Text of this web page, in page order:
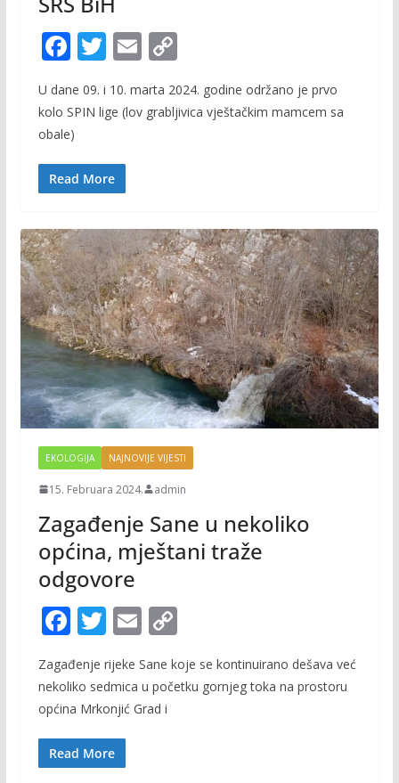
F
e
b
o
o
T
itt
er
E
ai
l
C
p
y
U dane 09. i 10. marta 2024. godine održano je prvo
kolo SPIN lige (lov grabljivica vještačkim mamcem sa
obale)
Read More
EKOLOGIJA NAJNOVIJE VIJESTI
15. Februara 2024. admin
Zagađenje Sane u nekoliko
općina, mještani traže
odgovore
F
ac
e
b
o
o
T
w
itt
er
E
ai
l
C
p
Zagađenje rijeke Sane koje se kontinuirano dešava već
nekoliko sedmica u početku gornjeg toka na prostoru
općina Mrkonjić Grad i
Read More